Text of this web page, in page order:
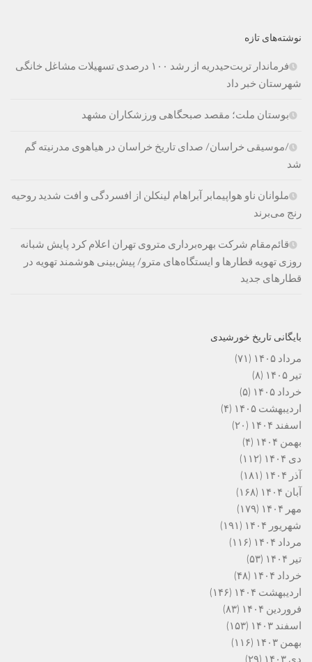
نوشته‌های تازه
فرماندار تربت‌حیدریه از رشد ۱۰۰ درصدی تسهیلات مشاغل خانگی
شهرستان خبر داد
بوستان ملت؛ مقصد صبحگاهی ورزشکاران مشهد
/موسیقی خراسان/ صدای تاریخ خراسان در هیاهوی مدرنیته گم
شد
ملوانان ناو هواپیمابر آبراهام لینکلن از افسردگی و افت شدید روحیه
رنج می‌برند
قائم‌مقام شرکت بهره‌برداری متروی تهران اعلام کرد پایش شبانه
روزی تهویه قطارها و ایستگاه‌های مترو/ پیش‌بینی هوشمند تهویه در
قطارهای جدید
بایگانی تاریخ خورشیدی
مرداد ۱۴۰۵
(۷۱)
تیر ۱۴۰۵
(۸)
خرداد ۱۴۰۵
(۵)
اردیبهشت ۱۴۰۵
(۴)
اسفند ۱۴۰۴
(۲۰)
بهمن ۱۴۰۴
(۴)
دی ۱۴۰۴
(۱۱۲)
آذر ۱۴۰۴
(۱۸۱)
آبان ۱۴۰۴
(۱۶۸)
مهر ۱۴۰۴
(۱۷۹)
شهریور ۱۴۰۴
(۱۹۱)
مرداد ۱۴۰۴
(۱۱۶)
تیر ۱۴۰۴
(۵۳)
خرداد ۱۴۰۴
(۴۸)
اردیبهشت ۱۴۰۴
(۱۴۶)
فروردین ۱۴۰۴
(۸۳)
اسفند ۱۴۰۳
(۱۵۳)
بهمن ۱۴۰۳
(۱۱۶)
دی ۱۴۰۳
(۲۹)